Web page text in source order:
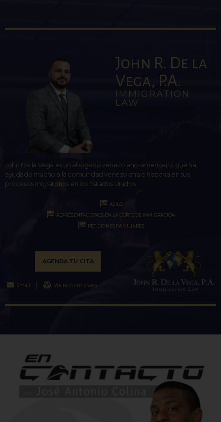
John R. De la
Vega, P.A.
IMMIGRATION
LAW
John De la Vega es un abogado venezolano-americano que ha
ayudado mucho a la comunidad venezolana e hispana en sus
procesos migratorios en los Estados Unidos.
ASILO
REPRESENTACIONES EN LA CORTE DE INMIGRACIÓN
PETICIONES FAMILIARES
AGENDA TU CITA
Email Visita mi sitio web